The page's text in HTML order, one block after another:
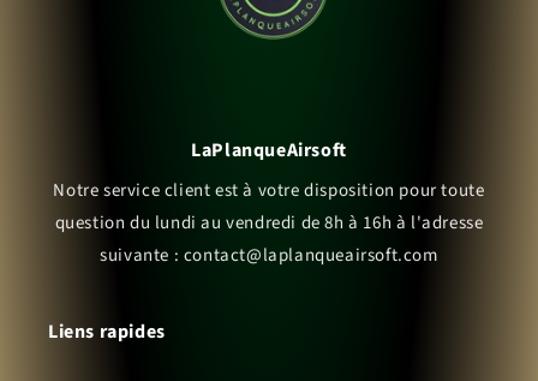
LaPlanqueAirsoft
Notre service client est à votre disposition pour toute
question du lundi au vendredi de 8h à 16h à l'adresse
suivante : contact@laplanqueairsoft.com
Liens rapides